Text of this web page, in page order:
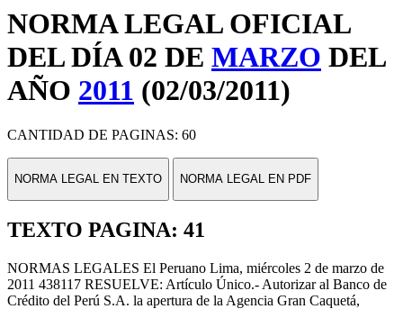
NORMA LEGAL OFICIAL
DEL DÍA 02 DE MARZO DEL
AÑO 2011 (02/03/2011)
CANTIDAD DE PAGINAS: 60
NORMA LEGAL EN TEXTO NORMA LEGAL EN PDF
TEXTO PAGINA: 41
NORMAS LEGALES El Peruano Lima, miércoles 2 de marzo de
2011 438117 RESUELVE: Artículo Único.- Autorizar al Banco de
Crédito del Perú S.A. la apertura de la Agencia Gran Caquetá,